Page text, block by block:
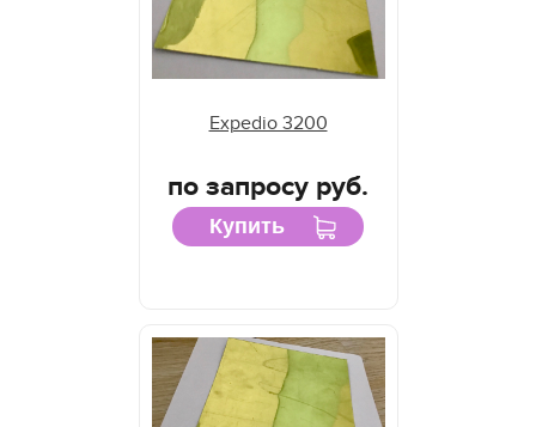
Expedio 3200
по запросу руб.
Купить